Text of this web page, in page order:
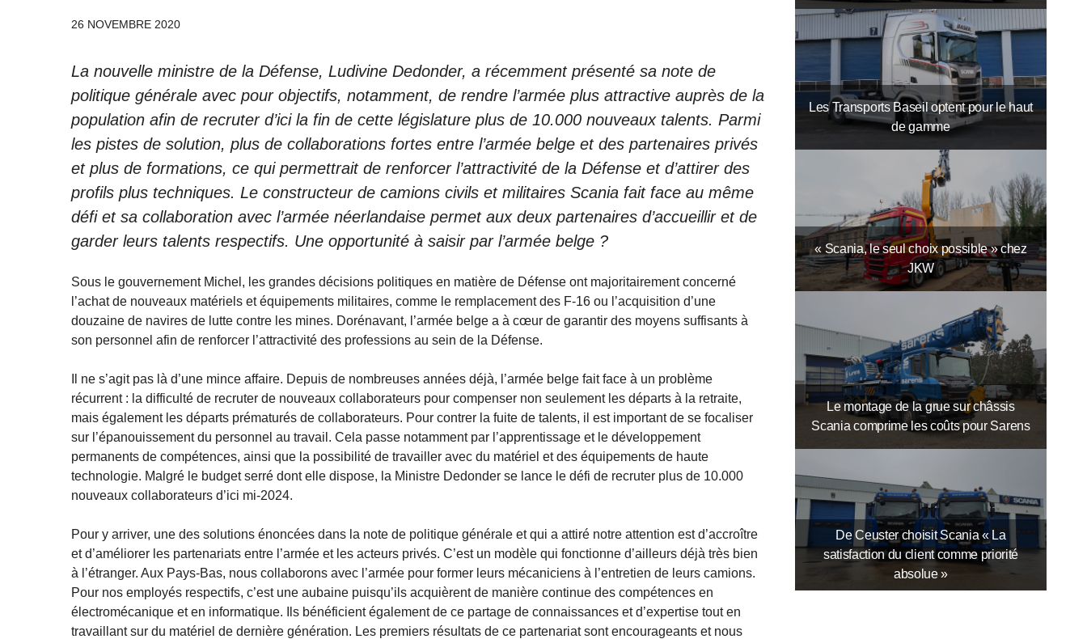
26 NOVEMBRE 2020
La nouvelle ministre de la Défense, Ludivine Dedonder, a récemment présenté sa note de
politique générale avec pour objectifs, notamment, de rendre l’armée plus attractive auprès de la
population afin de recruter d’ici la fin de cette législature plus de 10.000 nouveaux talents. Parmi
les pistes de solution, plus de collaborations fortes entre l’armée belge et des partenaires privés
et plus de formations, ce qui permettrait de renforcer l’attractivité de la Défense et d’attirer des
profils plus techniques. Le constructeur de camions civils et militaires Scania fait face au même
défi et sa collaboration avec l’armée néerlandaise permet aux deux partenaires d’accueillir et de
garder leurs talents respectifs. Une opportunité à saisir par l’armée belge ?
Sous le gouvernement Michel, les grandes décisions politiques en matière de Défense ont majoritairement concerné
l’achat de nouveaux matériels et équipements militaires, comme le remplacement des F-16 ou l’acquisition d’une
douzaine de navires de lutte contre les mines. Dorénavant, l’armée belge a à cœur de garantir des moyens suffisants à
son personnel afin de renforcer l’attractivité des professions au sein de la Défense.
Il ne s’agit pas là d’une mince affaire. Depuis de nombreuses années déjà, l’armée belge fait face à un problème
récurrent : la difficulté de recruter de nouveaux collaborateurs pour compenser non seulement les départs à la retraite,
mais également les départs prématurés de collaborateurs. Pour contrer la fuite de talents, il est important de se focaliser
sur l’épanouissement du personnel au travail. Cela passe notamment par l’apprentissage et le développement
permanents de compétences, ainsi que la possibilité de travailler avec du matériel et des équipements de haute
technologie. Malgré le budget serré dont elle dispose, la Ministre Dedonder se lance le défi de recruter plus de 10.000
nouveaux collaborateurs d’ici mi-2024.
Pour y arriver, une des solutions énoncées dans la note de politique générale et qui a attiré notre attention est d’accroître
et d’améliorer les partenariats entre l’armée et les acteurs privés. C’est un modèle qui fonctionne d’ailleurs déjà très bien
à l’étranger. Aux Pays-Bas, nous collaborons avec l’armée pour former leurs mécaniciens à l’entretien de leurs camions.
Pour nos employés respectifs, c’est une aubaine puisqu’ils acquièrent de manière continue des compétences en
électromécanique et en informatique. Ils bénéficient également de ce partage de connaissances et d’expertise tout en
travaillant sur du matériel de dernière génération. Les premiers résultats de ce partenariat sont encourageants et nous
Les Transports Baseil optent pour le haut
de gamme
« Scania, le seul choix possible » chez
JKW
Le montage de la grue sur châssis
Scania comprime les coûts pour Sarens
De Ceuster choisit Scania « La
satisfaction du client comme priorité
absolue »